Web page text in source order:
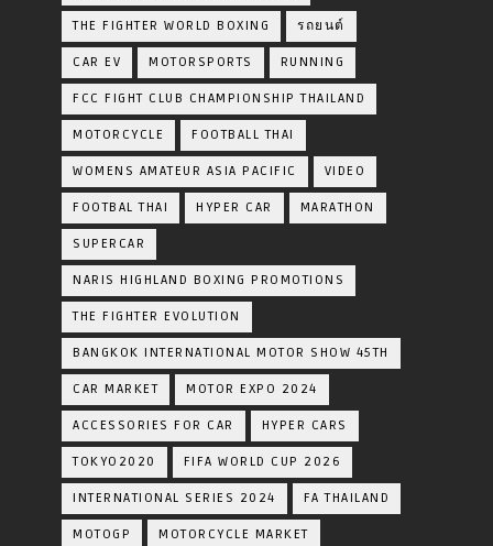
THE FIGHTER WORLD BOXING รถยนต์
CAR EV MOTORSPORTS RUNNING
FCC FIGHT CLUB CHAMPIONSHIP THAILAND
MOTORCYCLE FOOTBALL THAI
WOMENS AMATEUR ASIA PACIFIC VIDEO
FOOTBAL THAI HYPER CAR MARATHON
SUPERCAR
NARIS HIGHLAND BOXING PROMOTIONS
THE FIGHTER EVOLUTION
BANGKOK INTERNATIONAL MOTOR SHOW 45TH
CAR MARKET MOTOR EXPO 2024
ACCESSORIES FOR CAR HYPER CARS
TOKYO2020 FIFA WORLD CUP 2026
INTERNATIONAL SERIES 2024 FA THAILAND
MOTOGP MOTORCYCLE MARKET